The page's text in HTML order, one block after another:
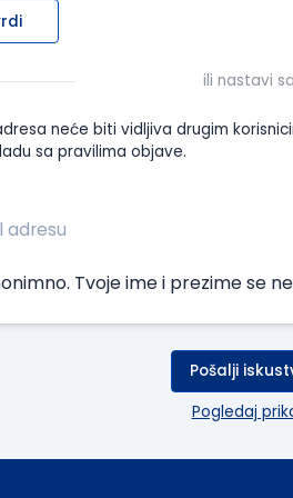
ili nastavi sa
neće biti vidljiva drugim
sa pravilima objave.
Tvoje ime i prezime se
Pošalji
Pogledaj